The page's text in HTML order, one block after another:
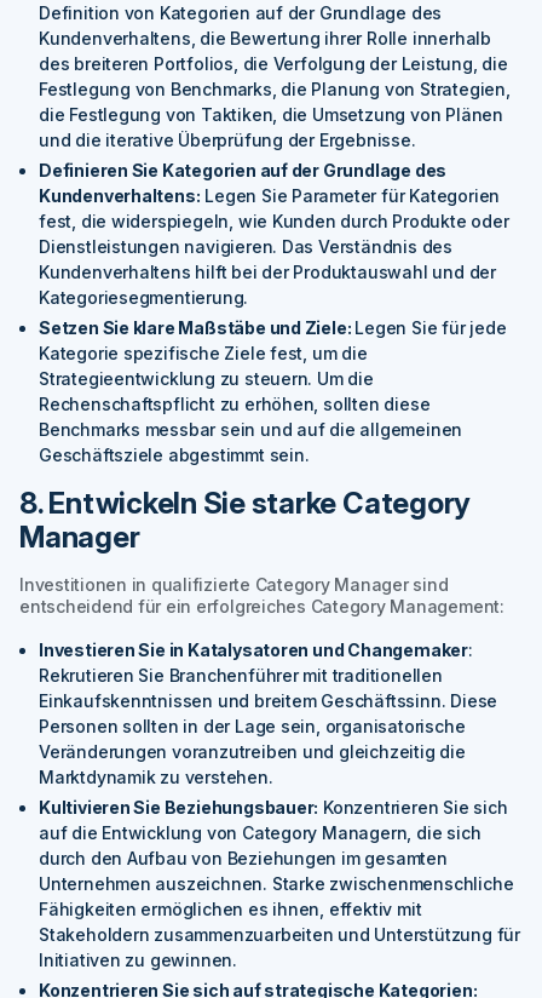
Definition von Kategorien auf der Grundlage des
Kundenverhaltens, die Bewertung ihrer Rolle innerhalb
des breiteren Portfolios, die Verfolgung der Leistung, die
Festlegung von Benchmarks, die Planung von Strategien,
die Festlegung von Taktiken, die Umsetzung von Plänen
und die iterative Überprüfung der Ergebnisse.
Definieren Sie Kategorien auf der Grundlage des
Kundenverhaltens: Legen Sie Parameter für Kategorien
fest, die widerspiegeln, wie Kunden durch Produkte oder
Dienstleistungen navigieren. Das Verständnis des
Kundenverhaltens hilft bei der Produktauswahl und der
Kategoriesegmentierung.
Setzen Sie klare Maßstäbe und Ziele: Legen Sie für jede
Kategorie spezifische Ziele fest, um die
Strategieentwicklung zu steuern. Um die
Rechenschaftspflicht zu erhöhen, sollten diese
Benchmarks messbar sein und auf die allgemeinen
Geschäftsziele abgestimmt sein.
8. Entwickeln Sie starke Category
Manager
Investitionen in qualifizierte Category Manager sind
entscheidend für ein erfolgreiches Category Management:
Investieren Sie in Katalysatoren und Changemaker:
Rekrutieren Sie Branchenführer mit traditionellen
Einkaufskenntnissen und breitem Geschäftssinn. Diese
Personen sollten in der Lage sein, organisatorische
Veränderungen voranzutreiben und gleichzeitig die
Marktdynamik zu verstehen.
Kultivieren Sie Beziehungsbauer: Konzentrieren Sie sich
auf die Entwicklung von Category Managern, die sich
durch den Aufbau von Beziehungen im gesamten
Unternehmen auszeichnen. Starke zwischenmenschliche
Fähigkeiten ermöglichen es ihnen, effektiv mit
Stakeholdern zusammenzuarbeiten und Unterstützung für
Initiativen zu gewinnen.
Konzentrieren Sie sich auf strategische Kategorien: